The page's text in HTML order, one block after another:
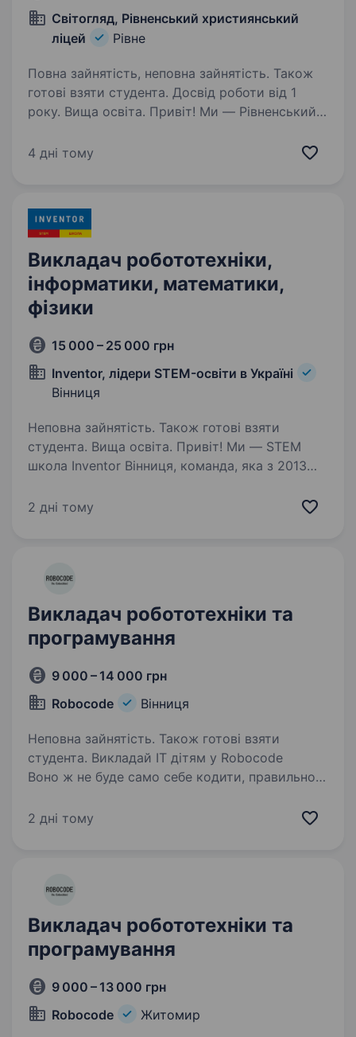
Світогляд, Рівненський християнський
ліцей
Рівне
Повна зайнятість, неповна зайнятість. Також
готові взяти студента. Досвід роботи від 1
року. Вища освіта. Привіт! Ми — Рівненський
де кожна дитина відчуває підтримку, повагу
Запрошуємо до нашої дружньої…
4 дні тому
Викладач робототехніки,
інформатики, математики,
фізики
15 000 – 25 000 грн
Inventor, лідери STEM-освіти в Україні
Вінниця
Неповна зайнятість. Також готові взяти
студента. Вища освіта. Привіт! Ми — STEM
школа Inventor Вінниця, команда, яка з 2013
робототехніці, фізиці та програмуванню. Ми
2 дні тому
Викладач робототехніки та
програмування
9 000 – 14 000 грн
Robocode
Вінниця
Неповна зайнятість. Також готові взяти
студента. Викладай ІТ дітям у Robocode
Воно ж не буде само себе кодити, правильно?
створюють свої перші ігри, мультики,
2 дні тому
Викладач робототехніки та
програмування
9 000 – 13 000 грн
Robocode
Житомир